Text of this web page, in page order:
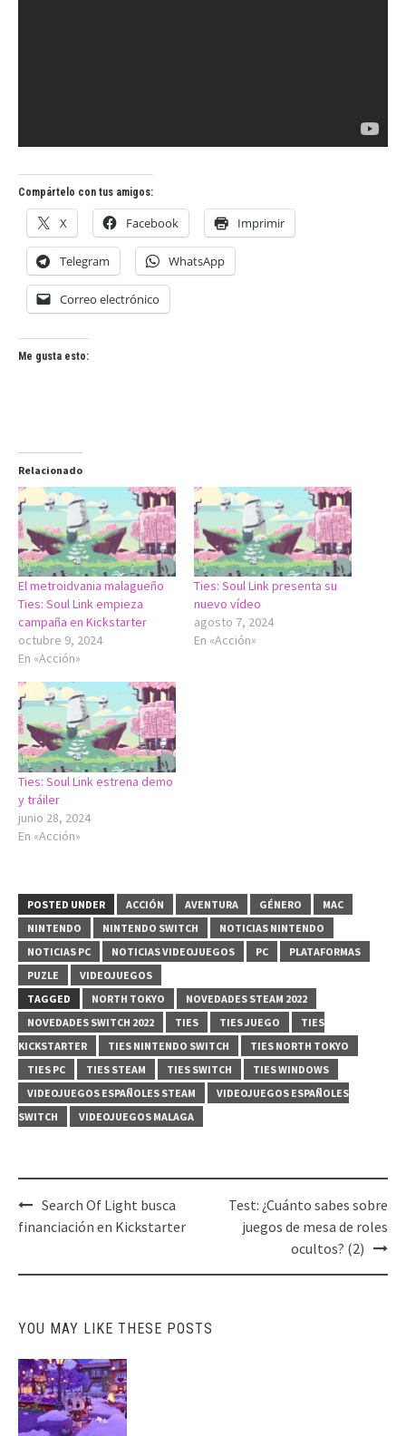
Compártelo con tus amigos:
X Facebook Imprimir
Telegram WhatsApp
Correo electrónico
Me gusta esto:
Relacionado
El metroidvania malagueño
Ties: Soul Link empieza
campaña en Kickstarter
octubre 9, 2024
En «Acción»
Ties: Soul Link presenta su
nuevo vídeo
agosto 7, 2024
En «Acción»
Ties: Soul Link estrena demo
y tráiler
junio 28, 2024
En «Acción»
POSTED UNDER ACCIÓN AVENTURA GÉNERO
MAC
NINTENDO
NINTENDO SWITCH
NOTICIAS NINTENDO
NOTICIAS PC
NOTICIAS VIDEOJUEGOS PC
PLATAFORMAS
PUZLE
VIDEOJUEGOS
TAGGED
NORTH TOKYO
NOVEDADES STEAM 2022
NOVEDADES SWITCH 2022
TIES TIES JUEGO
TIES
KICKSTARTER
TIES NINTENDO SWITCH
TIES NORTH TOKYO
TIES PC
TIES STEAM TIES SWITCH
TIES WINDOWS
VIDEOJUEGOS ESPAÑOLES STEAM
VIDEOJUEGOS ESPAÑOLES
SWITCH
VIDEOJUEGOS MALAGA
Post
navigation
Search Of Light busca
financiación en Kickstarter
Test: ¿Cuánto sabes sobre
juegos de mesa de roles
ocultos? (2)
YOU MAY LIKE THESE POSTS